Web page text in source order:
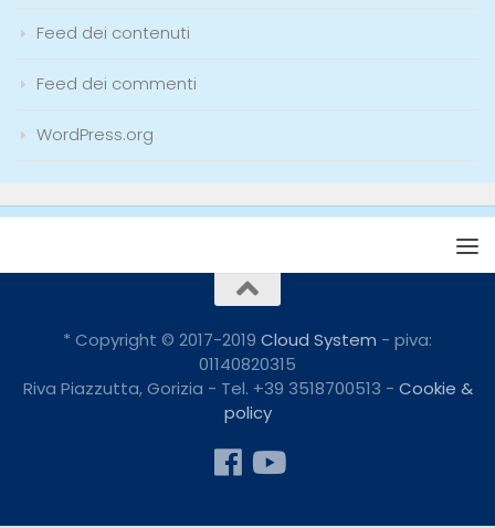
Feed dei contenuti
Feed dei commenti
WordPress.org
* Copyright © 2017-2019 Cloud System - piva:
01140820315
Riva Piazzutta, Gorizia - Tel. +39 3518700513 - Cookie &
policy